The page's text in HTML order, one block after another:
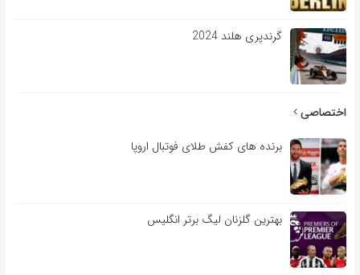
گرندپری هلند 2024
اختصاصی
برنده های کفش طلای فوتبال اروپا
بهترین گلزنان لیگ برتر انگلیس